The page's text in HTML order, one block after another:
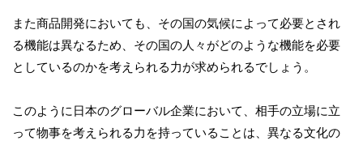
また商品開発においても、その国の気候によって必要とされ
る機能は異なるため、その国の人々がどのような機能を必要
としているのかを考えられる力が求められるでしょう。
このように日本のグローバル企業において、相手の立場に立
って物事を考えられる力を持っていることは、異なる文化の